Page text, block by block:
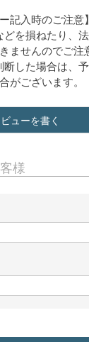
記入時のご注意】
を損ねたり、
ませんのでご注
断した場合は、
がございます。
ューを書く
様